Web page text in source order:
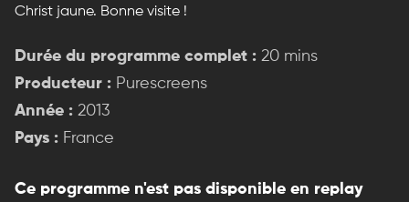
Christ jaune. Bonne visite !
Durée du programme complet : 20 mins
Producteur : Purescreens
Année : 2013
Pays : France
Ce programme n'est pas disponible en replay